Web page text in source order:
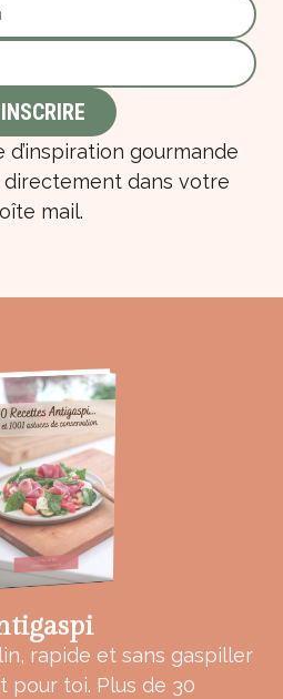
d’inspiration gourmande
directement dans votre
mail.
rapide et sans gaspiller
pour toi. Plus de 30